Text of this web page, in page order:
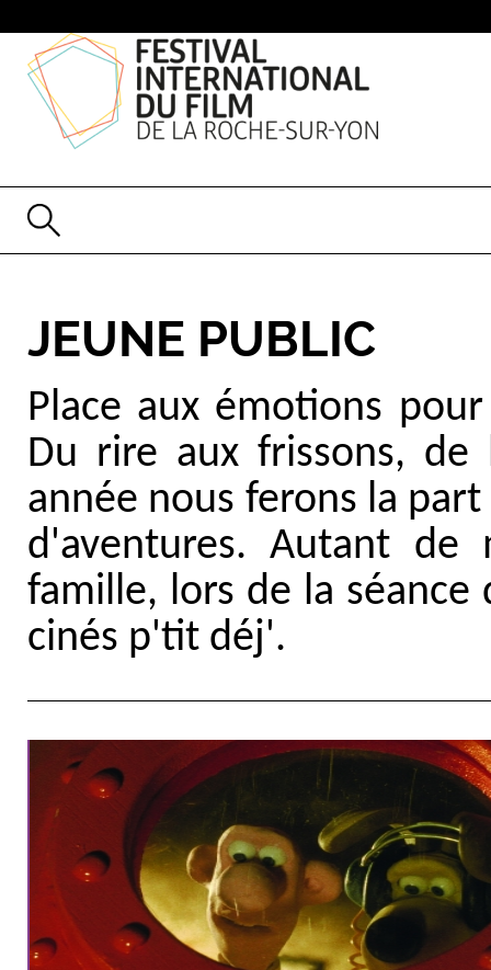
JEUNE PUBLIC
Place aux émotions
Du rire aux frissons,
année nous ferons la
d'aventures. Autant
famille, lors de la
cinés p'tit déj'.